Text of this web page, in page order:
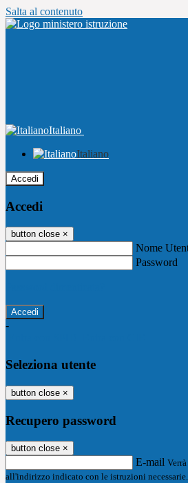
Salta al contenuto
Italiano
Italiano
Accedi
Accedi
button close ×
Nome
Password
-
Seleziona utente
button close ×
Recupero password
button close ×
E-mail
all'indirizzo indicato con le istruzioni necessarie.